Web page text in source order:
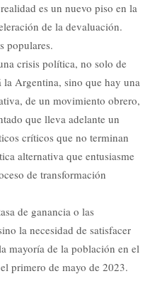
es un nuevo piso en la
de la devaluación.
populares.
crisis política, no solo de
la Argentina, sino que hay una
de un movimiento obrero,
que lleva adelante un
críticos que no terminan
alternativa que entusiasme
de transformación
de ganancia o las
la necesidad de satisfacer
mayoría de la población en el
primero de mayo de 2023.